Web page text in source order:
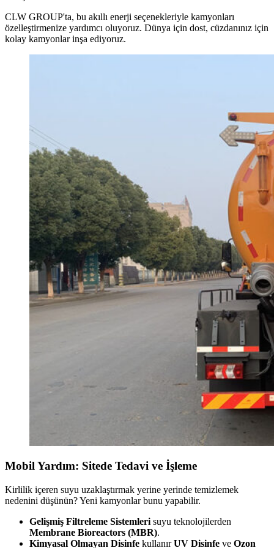
CLW GROUP'ta, bu akıllı enerji seçenekleriyle kamyonları
özelleştirmenize yardımcı oluyoruz. Dünya için dost, cüzdanınız için
kolay kamyonlar inşa ediyoruz.
Mobil Yardım: Sitede Tedavi ve İşleme
Kirlilik içeren suyu uzaklaştırmak yerine yerinde temizlemek
nedenini düşünün? Yeni kamyonlar bunu yapabilir.
Gelişmiş Filtreleme Sistemleri suyu teknolojilerden
Membrane Bioreactors (MBR).
Kimyasal Olmayan Disinfe kullanırUV Disinfe ve Ozon